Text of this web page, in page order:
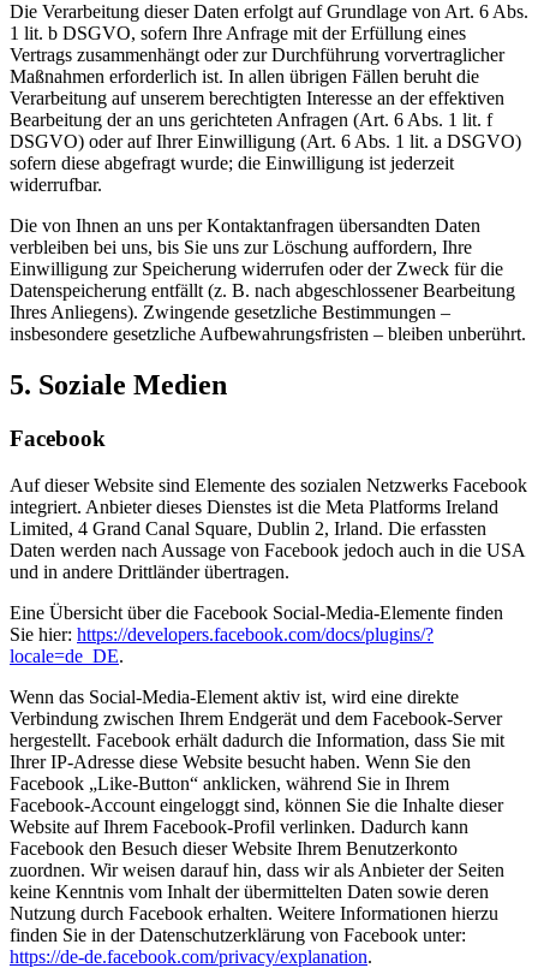
Die Verarbeitung dieser Daten erfolgt auf Grundlage von Art. 6 Abs.
1 lit. b DSGVO, sofern Ihre Anfrage mit der Erfüllung eines
Vertrags zusammenhängt oder zur Durchführung vorvertraglicher
Maßnahmen erforderlich ist. In allen übrigen Fällen beruht die
Verarbeitung auf unserem berechtigten Interesse an der effektiven
Bearbeitung der an uns gerichteten Anfragen (Art. 6 Abs. 1 lit. f
DSGVO) oder auf Ihrer Einwilligung (Art. 6 Abs. 1 lit. a DSGVO)
sofern diese abgefragt wurde; die Einwilligung ist jederzeit
widerrufbar.
Die von Ihnen an uns per Kontaktanfragen übersandten Daten
verbleiben bei uns, bis Sie uns zur Löschung auffordern, Ihre
Einwilligung zur Speicherung widerrufen oder der Zweck für die
Datenspeicherung entfällt (z. B. nach abgeschlossener Bearbeitung
Ihres Anliegens). Zwingende gesetzliche Bestimmungen –
insbesondere gesetzliche Aufbewahrungsfristen – bleiben unberührt.
5. Soziale Medien
Facebook
Auf dieser Website sind Elemente des sozialen Netzwerks Facebook
integriert. Anbieter dieses Dienstes ist die Meta Platforms Ireland
Limited, 4 Grand Canal Square, Dublin 2, Irland. Die erfassten
Daten werden nach Aussage von Facebook jedoch auch in die USA
und in andere Drittländer übertragen.
Eine Übersicht über die Facebook Social-Media-Elemente finden
Sie hier: https://developers.facebook.com/docs/plugins/?
locale=de_DE.
Wenn das Social-Media-Element aktiv ist, wird eine direkte
Verbindung zwischen Ihrem Endgerät und dem Facebook-Server
hergestellt. Facebook erhält dadurch die Information, dass Sie mit
Ihrer IP-Adresse diese Website besucht haben. Wenn Sie den
Facebook „Like-Button“ anklicken, während Sie in Ihrem
Facebook-Account eingeloggt sind, können Sie die Inhalte dieser
Website auf Ihrem Facebook-Profil verlinken. Dadurch kann
Facebook den Besuch dieser Website Ihrem Benutzerkonto
zuordnen. Wir weisen darauf hin, dass wir als Anbieter der Seiten
keine Kenntnis vom Inhalt der übermittelten Daten sowie deren
Nutzung durch Facebook erhalten. Weitere Informationen hierzu
finden Sie in der Datenschutzerklärung von Facebook unter:
https://de-de.facebook.com/privacy/explanation.